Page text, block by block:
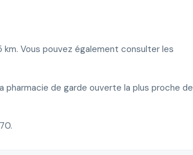
Vous pouvez également consulter les
pharmacie de garde ouverte la plus proche de